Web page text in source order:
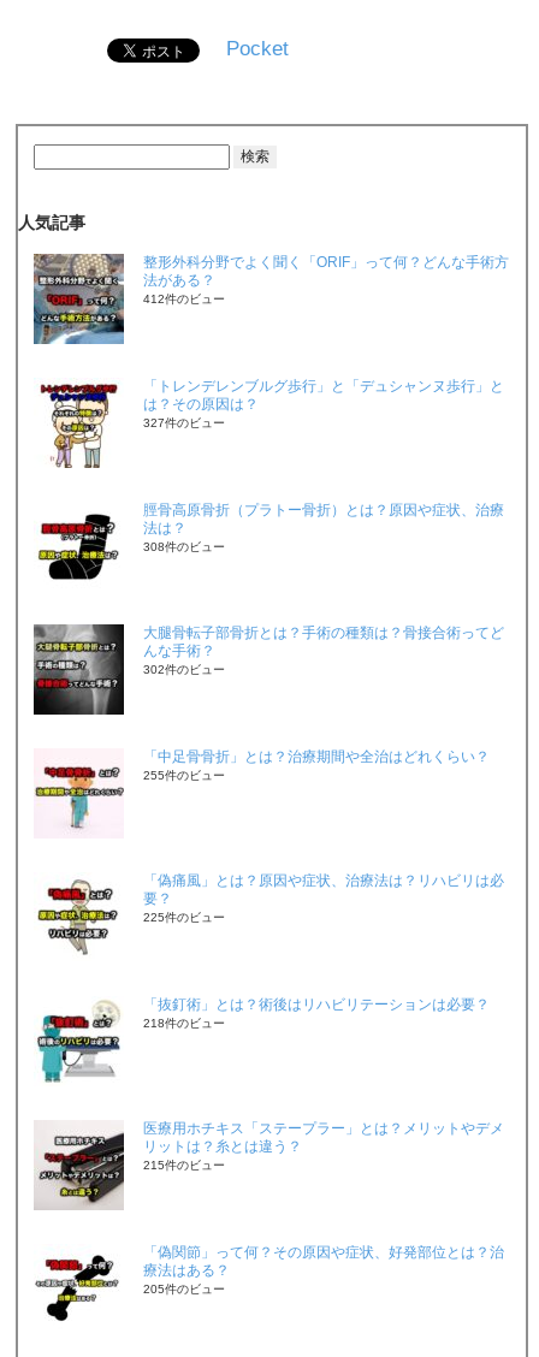
Pocket
人気記事
整形外科分野でよく聞く「ORIF」って何？どんな手術方
法がある？
412件のビュー
「トレンデレンブルグ歩行」と「デュシャンヌ歩行」と
は？その原因は？
327件のビュー
脛骨高原骨折（プラトー骨折）とは？原因や症状、治療
法は？
308件のビュー
大腿骨転子部骨折とは？手術の種類は？骨接合術ってど
んな手術？
302件のビュー
「中足骨骨折」とは？治療期間や全治はどれくらい？
255件のビュー
「偽痛風」とは？原因や症状、治療法は？リハビリは必
要？
225件のビュー
「抜釘術」とは？術後はリハビリテーションは必要？
218件のビュー
医療用ホチキス「ステープラー」とは？メリットやデメ
リットは？糸とは違う？
215件のビュー
「偽関節」って何？その原因や症状、好発部位とは？治
療法はある？
205件のビュー